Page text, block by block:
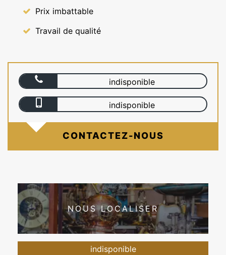
Prix imbattable
Travail de qualité
indisponible
indisponible
CONTACTEZ-NOUS
NOUS LOCALISER
indisponible